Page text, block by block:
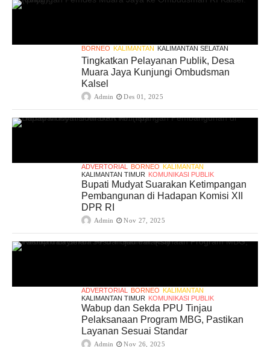
BORNEO KALIMANTAN KALIMANTAN SELATAN
Tingkatkan Pelayanan Publik, Desa
Muara Jaya Kunjungi Ombudsman
Kalsel
Admin Des 01, 2025
ADVERTORIAL BORNEO KALIMANTAN
KALIMANTAN TIMUR KOMUNIKASI PUBLIK
Bupati Mudyat Suarakan Ketimpangan
Pembangunan di Hadapan Komisi XII
DPR RI
Admin Nov 27, 2025
ADVERTORIAL BORNEO KALIMANTAN
KALIMANTAN TIMUR KOMUNIKASI PUBLIK
Wabup dan Sekda PPU Tinjau
Pelaksanaan Program MBG, Pastikan
Layanan Sesuai Standar
Admin Nov 26, 2025